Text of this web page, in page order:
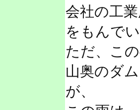
会社の工
をもんで
ただ、こ
山奥のダ
が、